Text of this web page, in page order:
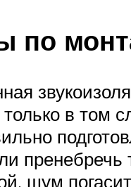
по
в том
пренебречь
шум